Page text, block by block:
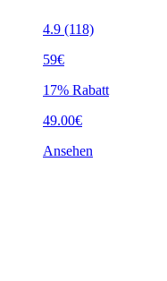
4.9 (118)
59€
17% Rabatt
49.00€
Ansehen